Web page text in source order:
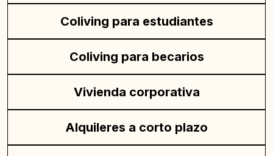
Coliving para estudiantes
Coliving para becarios
Vivienda corporativa
Alquileres a corto plazo